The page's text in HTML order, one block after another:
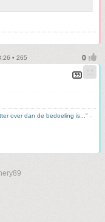
• 265
over dan de bedoeling is..." -